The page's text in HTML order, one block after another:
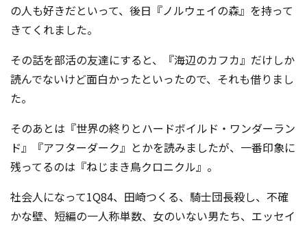
の人も好きだといって、後日『ノルウェイの森』を持って
きてくれました。
その話を部活の友達にすると、『海辺のカフカ』だけしか
読んでないけど面白かったといったので、それも借りまし
た。
そのあとは『世界の終りとハードボイルド・ワンダーラン
ド』『アフターダーク』とかを読みましたが、一番印象に
残ってるのは『ねじまき鳥クロニクル』。
社会人になって1Q84、田崎つくる、騎士団長殺し、不確
かな壁、短編の一人称単数、女のいない男たち、エッセイ